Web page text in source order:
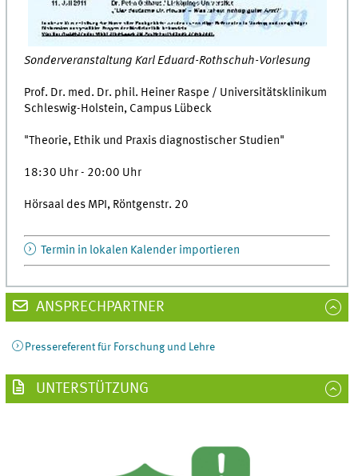
Sonderveranstaltung Karl Eduard-Rothschuh-Vorlesung
Prof. Dr. med. Dr. phil. Heiner Raspe / Universitätsklinikum
Schleswig-Holstein, Campus Lübeck
"Theorie, Ethik und Praxis diagnostischer Studien"
18:30 Uhr - 20:00 Uhr
Hörsaal des MPI, Röntgenstr. 20
Termin in lokalen Kalender importieren
ANSPRECHPARTNER
Pressereferent für Forschung und Lehre
UNTERSTÜTZUNG